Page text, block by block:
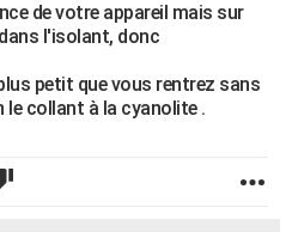
de votre appareil mais sur
l'isolant, donc
petit que vous rentrez sans
le collant à la cyanolite .